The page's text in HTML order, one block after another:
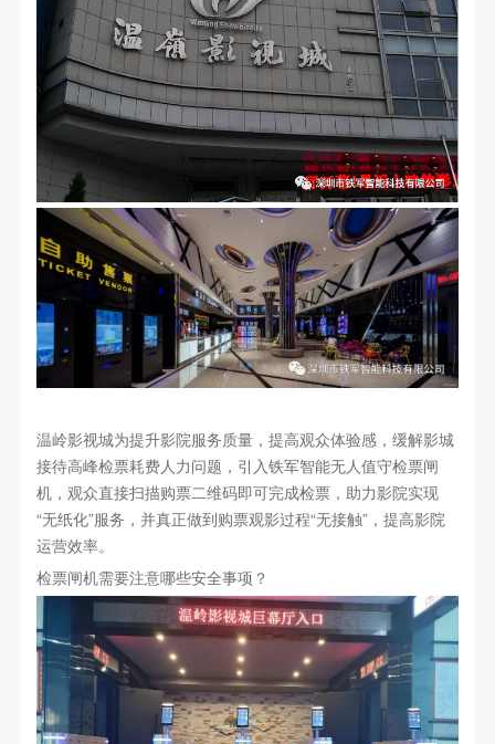
温岭影视城为提升影院服务质量，提高观众体验感，缓解影城
接待高峰检票耗费人力问题，引入铁军智能无人值守检票闸
机，观众直接扫描购票二维码即可完成检票，助力影院实现
“无纸化”服务，并真正做到购票观影过程“无接触”，提高影院
运营效率。
检票闸机需要注意哪些安全事项？